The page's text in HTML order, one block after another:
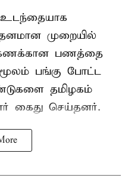
உடந்தையாக
முறையில்
பணத்தை
பங்கு போட்ட
தமிழகம்
கைது செய்தனர்.